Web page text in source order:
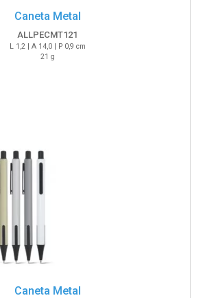
Caneta Metal
ALLPECMT121
L 1,2 | A 14,0 | P 0,9 cm
21 g
Caneta Metal